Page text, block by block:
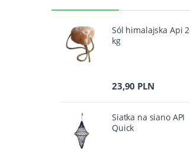
Sól himalajska Api
kg
23,90 PLN
Siatka na siano API
Quick